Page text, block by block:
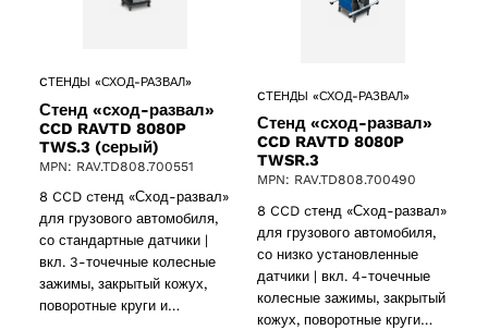
CТЕНДЫ «СХОД-РАЗВАЛ»
Стенд «сход-развал»
CCD RAVTD 8080P
TWS.3 (серый)
MPN: RAV.TD808.700551
8 CCD cтенд «Сход-развал»
для грузового автомобиля,
со стандартные датчики |
вкл. 3-точечные колесные
зажимы, закрытый кожух,
поворотные круги и…
CТЕНДЫ «СХОД-РАЗВАЛ»
Стенд «сход-развал»
CCD RAVTD 8080P
TWSR.3
MPN: RAV.TD808.700490
8 CCD cтенд «Сход-развал»
для грузового автомобиля,
со низко установленные
датчики | вкл. 4-точечные
колесные зажимы, закрытый
кожух, поворотные круги…